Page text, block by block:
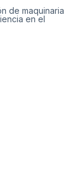
de maquinaria
en el